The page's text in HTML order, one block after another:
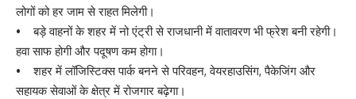
लोगों को हर जाम से राहत मिलेगी।
• बड़े वाहनों के शहर में नो एंट्री से राजधानी में वातावरण भी फ्रेश बनी रहेगी।
हवा साफ होगी और पदूषण कम होगा।
• शहर में लॉजिस्टिक्स पार्क बनने से परिवहन, वेयरहाउसिंग, पैकेजिंग और
सहायक सेवाओं के क्षेत्र में रोजगार बढ़ेगा।